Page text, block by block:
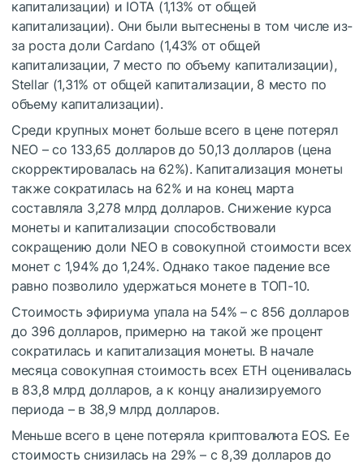
капитализации) и IOTA (1,13% от общей
капитализации). Они были вытеснены в том числе из-
за роста доли Cardano (1,43% от общей
капитализации, 7 место по объему капитализации),
Stellar (1,31% от общей капитализации, 8 место по
объему капитализации).
Среди крупных монет больше всего в цене потерял
NEO – cо 133,65 долларов до 50,13 долларов (цена
скорректировалась на 62%). Капитализация монеты
также сократилась на 62% и на конец марта
составляла 3,278 млрд долларов. Снижение курса
монеты и капитализации способствовали
сокращению доли NEO в совокупной стоимости всех
монет с 1,94% до 1,24%. Однако такое падение все
равно позволило удержаться монете в ТОП-10.
Стоимость эфириума упала на 54% – с 856 долларов
до 396 долларов, примерно на такой же процент
сократилась и капитализация монеты. В начале
месяца совокупная стоимость всех ETH оценивалась
в 83,8 млрд долларов, а к концу анализируемого
периода – в 38,9 млрд долларов.
Меньше всего в цене потеряла криптовалюта EOS. Ее
стоимость снизилась на 29% – с 8,39 долларов до